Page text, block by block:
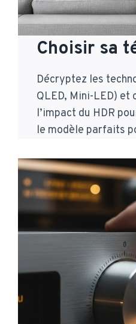
Choisir sa
Décryptez les
QLED, Mini-LED) et
l’impact du HDR
le modèle parfaits